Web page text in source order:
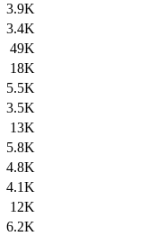
3.9K
3.4K
49K
18K
5.5K
3.5K
13K
5.8K
4.8K
4.1K
12K
6.2K